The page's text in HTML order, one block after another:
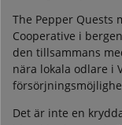
The Pepper Quests
Cooperative i
den tillsammans
nära lokala odlare i
Det är inte en